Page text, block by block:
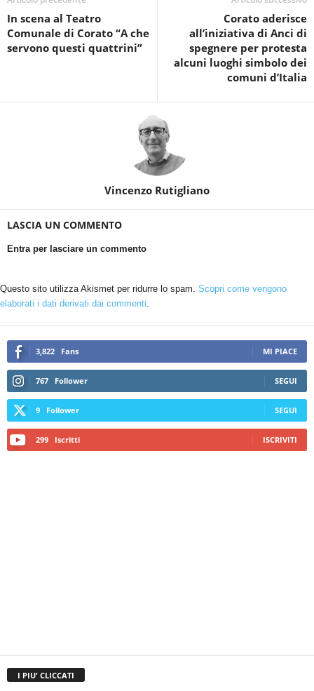
In scena al Teatro
Comunale di Corato “A che
servono questi quattrini”
Corato aderisce
all’iniziativa di Anci di
spegnere per protesta
alcuni luoghi simbolo dei
comuni d’Italia
Vincenzo Rutigliano
LASCIA UN COMMENTO
Entra per lasciare un commento
Questo sito utilizza Akismet per ridurre lo spam. Scopri come vengono
elaborati i dati derivati dai commenti.
3,822 Fans MI PIACE
767 Follower SEGUI
9 Follower SEGUI
299 Iscritti ISCRIVITI
I PIU' CLICCATI